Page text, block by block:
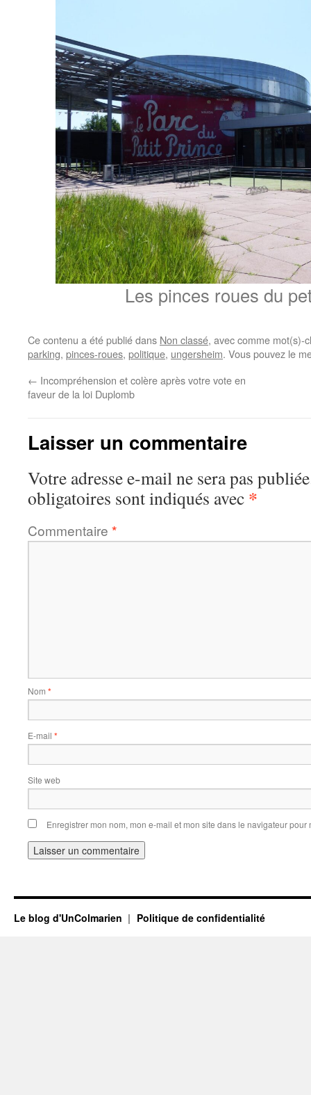
Les pinces roues du
Ce contenu a été publié dans Non classé, avec comme mot(s)-
parking, pinces-roues, politique, ungersheim. Vous pouvez le
← Incompréhension et colère après votre vote en
faveur de la loi Duplomb
Laisser un commentaire
Votre adresse e-mail ne sera pas
obligatoires sont indiqués avec *
Commentaire *
Nom *
E-mail *
Site web
Enregistrer mon nom, mon e-mail et mon site dans le navigateur
Le blog d'UnColmarien Politique de confidentialité